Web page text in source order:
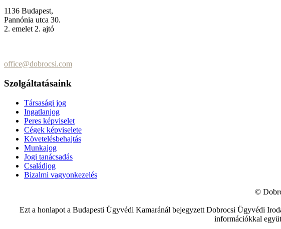
1136 Budapest,
Pannónia utca 30.
2. emelet 2. ajtó
office@dobrocsi.com
Szolgáltatásaink
Társasági jog
Ingatlanjog
Peres képviselet
Cégek képviselete
Követelésbehajtás
Munkajog
Jogi tanácsadás
Családjog
Bizalmi vagyonkezelés
©
Ezt a honlapot a Budapesti Ügyvédi Kamaránál bejegyzett Dobrocsi Ügyvédi
információkkal